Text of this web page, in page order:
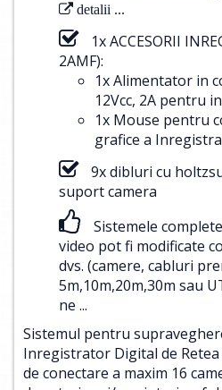
detalii ...
1x ACCESORII
2AMF):
1x Alimentator in
12Vcc, 2A pentru
1x Mouse pentru
grafice a
9x dibluri cu
suport camera
Sistemele
video pot fi modificate
dvs. (camere, cabluri
5m,10m,20m,30m sau
ne ...
Sistemul pentru
Inregistrator Digital de
de conectare a maxim 16